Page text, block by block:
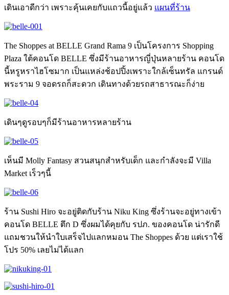
เดินเอาดีกว่า เพราะคุ้นเคยกับแถวนี้อยู่แล้ว แผนที่ร้าน
The Shoppes at BELLE Grand Rama 9 เป็นโครงการ Shopping
Plaza ใต้คอนโด BELLE ซึ่งมีร้านอาหารญี่ปุ่นหลายร้าน คอนโด
นี้หรูหราไฮโซมาก เป็นแหล่งช้อปปิ้งเพราะใกล้เซ็นทรัล แกรนด์
พระราม 9 จอดรถก็สะดวก เดินทางด้วยรถสาธารณะก็ง่าย
เดินๆดูรอบๆก็มีร้านอาหารหลายร้าน
เห็นมี Molly Fantasy สวนสนุกสำหรับเด็ก และกำลังจะมี Villa
Market เร็วๆนี้
ร้าน Sushi Hiro จะอยู่ติดกับร้าน Niku King ซึ่งร้านจะอยู่ทางเข้า
คอนโด BELLE ตึก D ซึ่งผมได้คุยกับ รปภ. ของคอนโด น่ารักดี
แถมชวนให้นำใบเสร็จไปแลกหมอน The Shoppes ด้วย แต่เราใช้
โปร 50% เลยไม่ได้แลก